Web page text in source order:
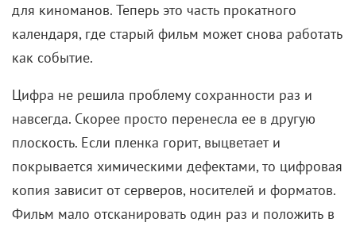
для киноманов. Теперь это часть прокатного
календаря, где старый фильм может снова работать
как событие.
Цифра не решила проблему сохранности раз и
навсегда. Скорее просто перенесла ее в другую
плоскость. Если пленка горит, выцветает и
покрывается химическими дефектами, то цифровая
копия зависит от серверов, носителей и форматов.
Фильм мало отсканировать один раз и положить в